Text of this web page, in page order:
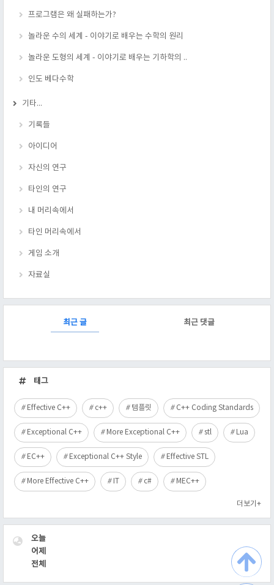
프로그램은 왜 실패하는가?
놀라운 수의 세계 - 이야기로 배우는 수학의 원리
놀라운 도형의 세계 - 이야기로 배우는 기하학의 ..
인도 베다수학
기타...
기록들
아이디어
자신의 연구
타인의 연구
내 머리속에서
타인 머리속에서
게임 소개
자료실
최근 글 최근 댓글
근
글
태그
Effective C++ c++ 템플릿 C++ Coding Standards
Exceptional C++ More Exceptional C++ stl Lua
EC++ Exceptional C++ Style Effective STL
More Effective C++ IT c# MEC++
더보기+
VISITOR
오늘
어제
전체